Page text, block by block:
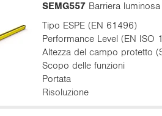
SEMG557Barriera luminosa
Tipo ESPE (EN 61496)
Performance Level (EN ISO
Altezza del campo protetto
Scopo delle funzioni
Portata
Risoluzione